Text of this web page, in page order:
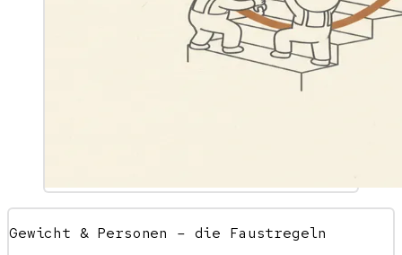
Gewicht & Personen – die Faustregeln